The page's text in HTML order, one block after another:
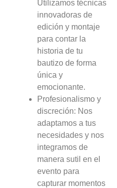
Utilizamos técnicas
innovadoras de
edición y montaje
para contar la
historia de tu
bautizo de forma
única y
emocionante.
Profesionalismo y
discreción: Nos
adaptamos a tus
necesidades y nos
integramos de
manera sutil en el
evento para
capturar momentos